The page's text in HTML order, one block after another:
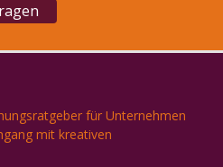
für Unternehmen
mit kreativen